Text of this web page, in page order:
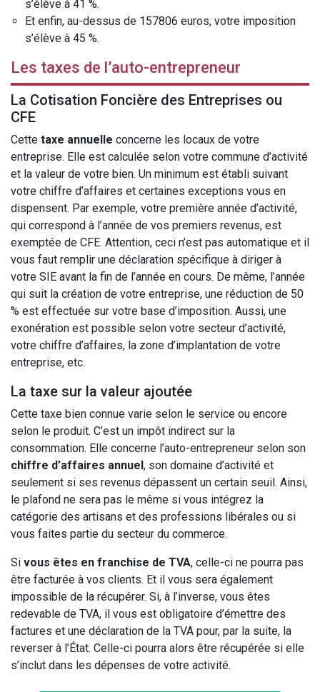
s’élève à 41 %.
Et enfin, au-dessus de 157806 euros, votre imposition
s’élève à 45 %.
Les taxes de l’auto-entrepreneur
La Cotisation Foncière des Entreprises ou
CFE
Cette taxe annuelle concerne les locaux de votre
entreprise. Elle est calculée selon votre commune d’activité
et la valeur de votre bien. Un minimum est établi suivant
votre chiffre d’affaires et certaines exceptions vous en
dispensent. Par exemple, votre première année d’activité,
qui correspond à l’année de vos premiers revenus, est
exemptée de CFE. Attention, ceci n’est pas automatique et il
vous faut remplir une déclaration spécifique à diriger à
votre SIE avant la fin de l’année en cours. De même, l’année
qui suit la création de votre entreprise, une réduction de 50
% est effectuée sur votre base d’imposition. Aussi, une
exonération est possible selon votre secteur d’activité,
votre chiffre d’affaires, la zone d’implantation de votre
entreprise, etc.
La taxe sur la valeur ajoutée
Cette taxe bien connue varie selon le service ou encore
selon le produit. C’est un impôt indirect sur la
consommation. Elle concerne l’auto-entrepreneur selon son
chiffre d’affaires annuel, son domaine d’activité et
seulement si ses revenus dépassent un certain seuil. Ainsi,
le plafond ne sera pas le même si vous intégrez la
catégorie des artisans et des professions libérales ou si
vous faites partie du secteur du commerce.
Si vous êtes en franchise de TVA, celle-ci ne pourra pas
être facturée à vos clients. Et il vous sera également
impossible de la récupérer. Si, à l’inverse, vous êtes
redevable de TVA, il vous est obligatoire d’émettre des
factures et une déclaration de la TVA pour, par la suite, la
reverser à l’État. Celle-ci pourra alors être récupérée si elle
s’inclut dans les dépenses de votre activité.